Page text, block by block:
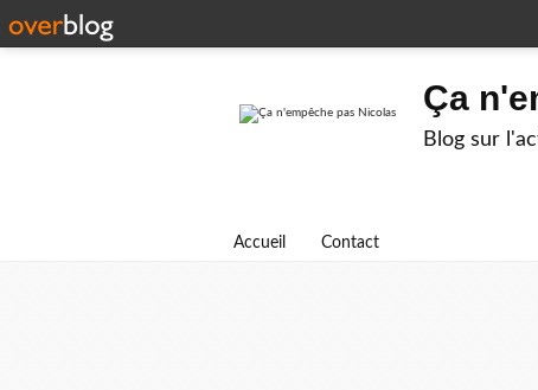
Ça
Blog sur
Accueil Contact